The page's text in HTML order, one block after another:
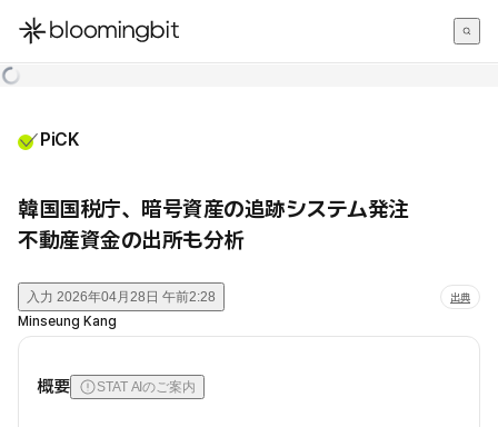
한국어
PiCK
韓国国税庁、暗号資産の追跡システム発注
不動産資金の出所も分析
入力 2026年04月28日 午前2:28 出典
Minseung Kang
概要 STAT AIのご案内